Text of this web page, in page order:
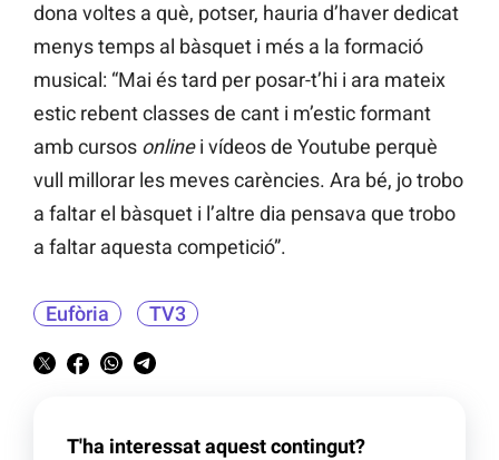
dona voltes a què, potser, hauria d’haver dedicat
menys temps al bàsquet i més a la formació
musical: “Mai és tard per posar-t’hi i ara mateix
estic rebent classes de cant i m’estic formant
amb cursos onlinei vídeos de Youtube perquè
vull millorar les meves carències. Ara bé, jo trobo
a faltar el bàsquet i l’altre dia pensava que trobo
a faltar aquesta competició”.
Eufòria TV3
T'ha interessat aquest contingut?